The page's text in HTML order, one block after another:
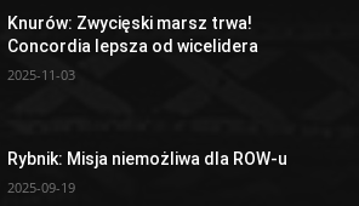
Knurów: Zwycięski marsz trwa!
Concordia lepsza od wicelidera
2025-11-03
Rybnik: Misja niemożliwa dla ROW-u
2025-09-19